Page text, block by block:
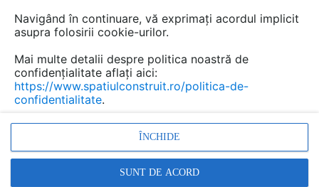
Navigând în continuare, vă exprimați acordul implicit
asupra folosirii cookie-urilor.
Mai multe detalii despre politica noastră de
confidențialitate aflați aici:
https://www.spatiulconstruit.ro/politica-de-
confidentialitate.
ÎNCHIDE
SUNT DE ACORD